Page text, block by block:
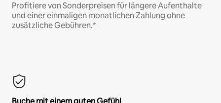
Profitiere von Sonderpreisen für längere Aufenthalte
und einer einmaligen monatlichen Zahlung ohne
zusätzliche Gebühren.*